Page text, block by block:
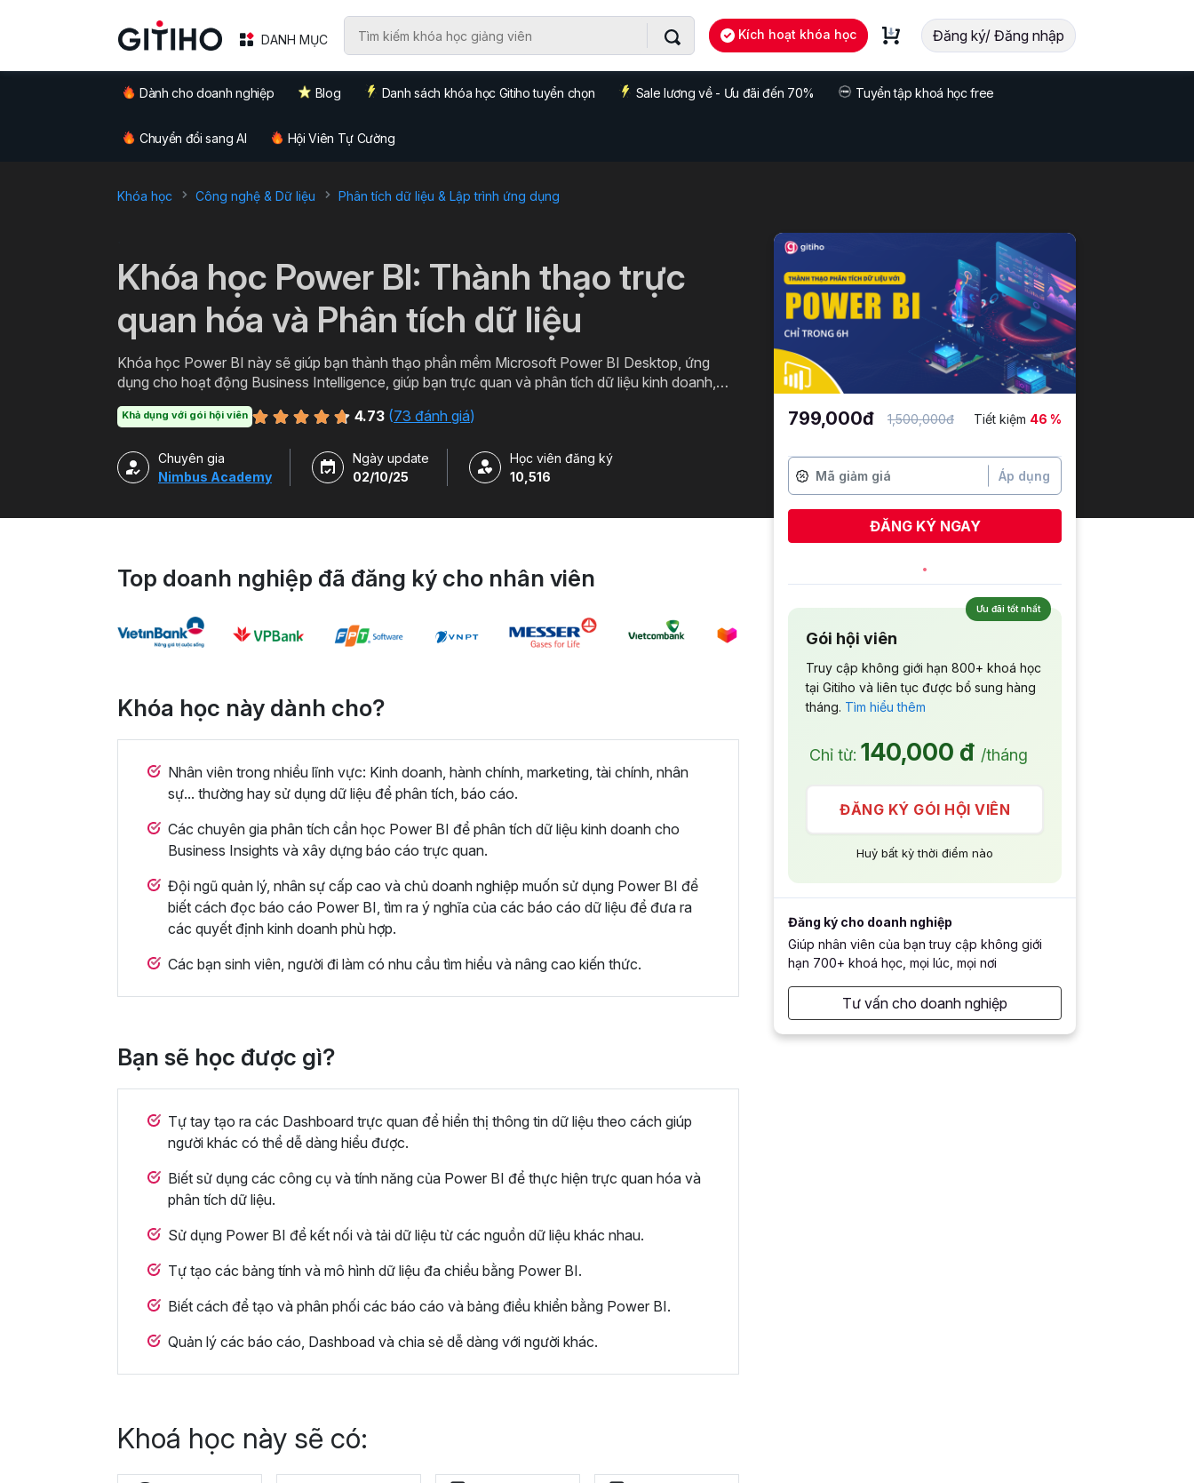
DANH MỤC Kích hoạt khóa học Đăng ký/ Đăng nhập
Dành cho doanh nghiệp Blog Danh sách khóa học Gitiho tuyển chọn Sale lương về - Ưu đãi đến 70% Tuyển tập khoá học free
Chuyển đổi sang AI Hội Viên Tự Cường
Khóa học Công nghệ & Dữ liệu Phân tích dữ liệu & Lập trình ứng dụng
Khóa học Power BI: Thành thạo trực
quan hóa và Phân tích dữ liệu
Khóa học Power BI này sẽ giúp bạn thành thạo phần mềm Microsoft Power BI Desktop, ứng
dụng cho hoạt động Business Intelligence, giúp bạn trực quan và phân tích dữ liệu kinh doanh,
Khả dụng với gói hội viên 4.73 (73 đánh giá)
Chuyên gia
Nimbus Academy
Ngày update
02/10/25
Học viên đăng ký
10,516
Top doanh nghiệp đã đăng ký cho nhân viên
Khóa học này dành cho?
Nhân viên trong nhiều lĩnh vực: Kinh doanh, hành chính, marketing, tài chính, nhân
sự... thường hay sử dụng dữ liệu để phân tích, báo cáo.
Các chuyên gia phân tích cần học Power BI để phân tích dữ liệu kinh doanh cho
Business Insights và xây dựng báo cáo trực quan.
Đội ngũ quản lý, nhân sự cấp cao và chủ doanh nghiệp muốn sử dụng Power BI để
biết cách đọc báo cáo Power BI, tìm ra ý nghĩa của các báo cáo dữ liệu để đưa ra
các quyết định kinh doanh phù hợp.
Các bạn sinh viên, người đi làm có nhu cầu tìm hiểu và nâng cao kiến thức.
Bạn sẽ học được gì?
Tự tay tạo ra các Dashboard trực quan để hiển thị thông tin dữ liệu theo cách giúp
người khác có thể dễ dàng hiểu được.
Biết sử dụng các công cụ và tính năng của Power BI để thực hiện trực quan hóa và
phân tích dữ liệu.
Sử dụng Power BI để kết nối và tải dữ liệu từ các nguồn dữ liệu khác nhau.
Tự tạo các bảng tính và mô hình dữ liệu đa chiều bằng Power BI.
Biết cách để tạo và phân phối các báo cáo và bảng điều khiển bằng Power BI.
Quản lý các báo cáo, Dashboad và chia sẻ dễ dàng với người khác.
Khoá học này sẽ có:
799,000đ 1,500,000đ Tiết kiệm 46 %
Áp dụng
ĐĂNG KÝ NGAY
Ưu đãi tốt nhất
Gói hội viên
Truy cập không giới hạn 800+ khoá học
tại Gitiho và liên tục được bổ sung hàng
tháng. Tìm hiểu thêm
Chỉ từ: 140,000 đ /tháng
ĐĂNG KÝ GÓI HỘI VIÊN
Huỷ bất kỳ thời điểm nào
Đăng ký cho doanh nghiệp
Giúp nhân viên của bạn truy cập không giới
hạn 700+ khoá học, mọi lúc, mọi nơi
Tư vấn cho doanh nghiệp